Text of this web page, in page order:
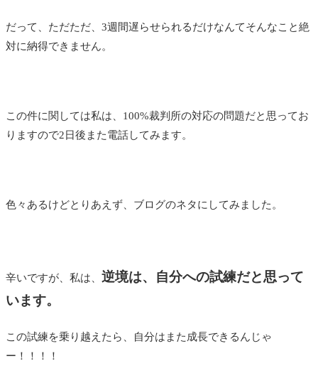
だって、ただただ、3週間遅らせられるだけなんてそんなこと絶
対に納得できません。
この件に関しては私は、100%裁判所の対応の問題だと思ってお
りますので2日後また電話してみます。
色々あるけどとりあえず、ブログのネタにしてみました。
辛いですが、私は、 逆境は、自分への試練だと思って
います。
この試練を乗り越えたら、自分はまた成長できるんじゃ
ー！！！！